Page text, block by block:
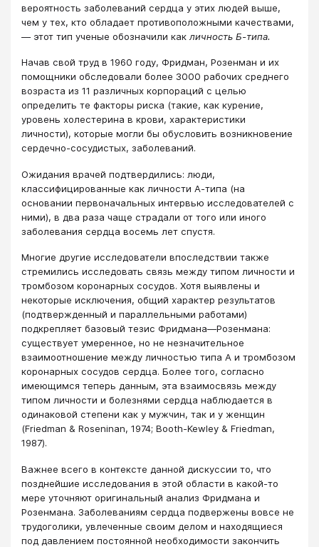
вероятность заболеваний сердца у этих людей выше,
чем у тех, кто обладает противоположными качествами,
— этот тип ученые обозначили как личность Б-типа.
Начав свой труд в 1960 году, Фридман, Розенман и их
помощники обследовали более 3000 рабочих среднего
возраста из 11 различных корпораций с целью
определить те факторы риска (такие, как курение,
уровень холестерина в крови, характеристики
личности), которые могли бы обусловить возникновение
сердечно-сосудистых, заболеваний.
Ожидания врачей подтвердились: люди,
классифицированные как личности А-типа (на
основании первоначальных интервью исследователей с
ними), в два раза чаще страдали от того или иного
заболевания сердца восемь лет спустя.
Многие другие исследователи впоследствии также
стремились исследовать связь между типом личности и
тромбозом коронарных сосудов. Хотя выявлены и
некоторые исключения, общий характер результатов
(подтвержденный и параллельными работами)
подкрепляет базовый тезис Фридмана—Розенмана:
существует умеренное, но не незначительное
взаимоотношение между личностью типа А и тромбозом
коронарных сосудов сердца. Более того, согласно
имеющимся теперь данным, эта взаимосвязь между
типом личности и болезнями сердца наблюдается в
одинаковой степени как у мужчин, так и у женщин
(Friedman & Roseninan, 1974; Booth-Kewley & Friedman,
1987).
Важнее всего в контексте данной дискуссии то, что
позднейшие исследования в этой области в какой-то
мере уточняют оригинальный анализ Фридмана и
Розенмана. Заболеваниям сердца подвержены вовсе не
трудоголики, увлеченные своим делом и находящиеся
под давлением постоянной необходимости закончить